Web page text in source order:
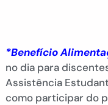
*Benefício
no dia para
Assistência
como participar do